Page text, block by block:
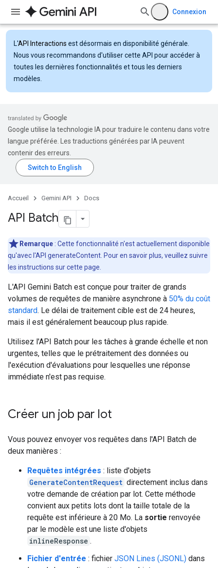
Connexion
L'API Interactions est désormais en disponibilité générale.
Nous vous recommandons d'utiliser cette API pour accéder à
toutes les dernières fonctionnalités et tous les derniers
modèles.
Google utilise la technologie IA pour traduire le contenu dans votre
langue préférée. Les traductions générées par IA peuvent
contenir des erreurs.
Accueil Gemini API Docs
API Batch
Remarque : Cette fonctionnalité n'est actuellement disponible
qu'avec l'API generateContent. Pour en savoir plus, veuillez suivre
les instructions sur cette page.
L'API Gemini Batch est conçue pour traiter de grands
volumes de requêtes de manière asynchrone à 50% du coût
standard. Le délai de traitement cible est de 24 heures,
mais il est généralement beaucoup plus rapide.
Utilisez l'API Batch pour les tâches à grande échelle et non
urgentes, telles que le prétraitement des données ou
l'exécution d'évaluations pour lesquelles une réponse
immédiate n'est pas requise.
Créer un job par lot
Vous pouvez envoyer vos requêtes dans l'API Batch de
deux manières :
Requêtes intégrées : liste d'objets
GenerateContentRequest directement inclus dans
votre demande de création par lot. Cette méthode
convient aux petits lots dont la taille totale de la
requête est inférieure à 20 Mo. La sortie renvoyée
par le modèle est une liste d'objets
inlineResponse .
Fichier d'entrée : fichier JSON Lines (JSONL) dans